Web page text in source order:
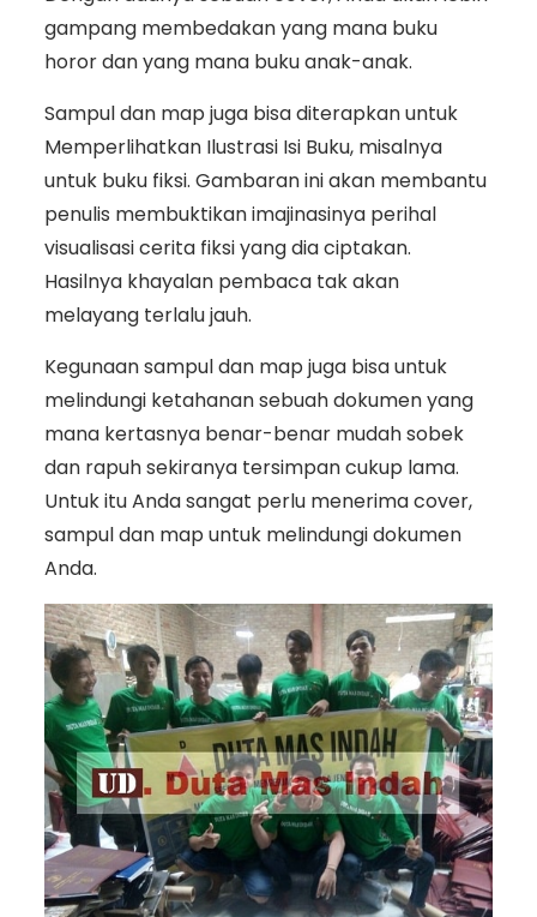
gampang membedakan yang mana buku
horor dan yang mana buku anak-anak.
Sampul dan map juga bisa diterapkan untuk
Memperlihatkan Ilustrasi Isi Buku, misalnya
untuk buku fiksi. Gambaran ini akan membantu
penulis membuktikan imajinasinya perihal
visualisasi cerita fiksi yang dia ciptakan.
Hasilnya khayalan pembaca tak akan
melayang terlalu jauh.
Kegunaan sampul dan map juga bisa untuk
melindungi ketahanan sebuah dokumen yang
mana kertasnya benar-benar mudah sobek
dan rapuh sekiranya tersimpan cukup lama.
Untuk itu Anda sangat perlu menerima cover,
sampul dan map untuk melindungi dokumen
Anda.